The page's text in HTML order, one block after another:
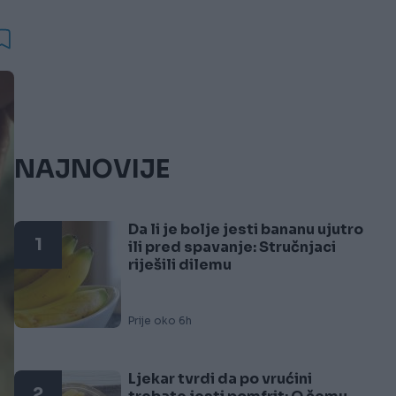
NAJNOVIJE
1
Da li je bolje jesti bananu ujutro
ili pred spavanje: Stručnjaci
riješili dilemu
Prije oko 6h
Ljekar tvrdi da po vrućini